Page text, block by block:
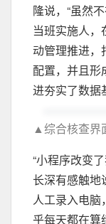
隆说，“虽然
当班实施人，
动管理推进，
配置，并且形
进夯实了数据
▲综合核查界
“小程序改变
长深有感触地
人工录入电脑
乎每天都在算